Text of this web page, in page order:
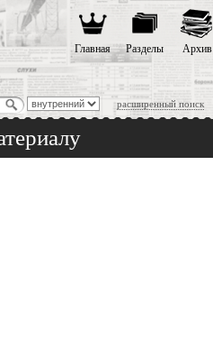
расширенный поиск
Главная Разделы Архив